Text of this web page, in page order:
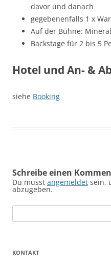
davor und danach
gegebenenfalls 1 x
Auf der Bühne:
Backstage für 2 bis 5
Hotel und An- &
siehe Booking
Schreibe einen
Du musst angemeldet sein,
abzugeben.
nach:
KONTAKT